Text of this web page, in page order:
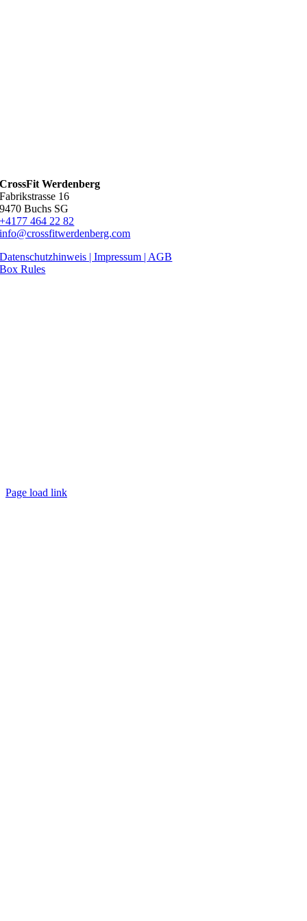
CrossFit Werdenberg
Fabrikstrasse 16
9470 Buchs SG
+4177 464 22 82
info@crossfitwerdenberg.com
Datenschutzhinweis | Impressum | AGB
Box Rules
Page load link